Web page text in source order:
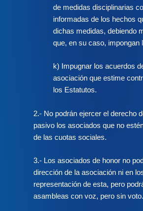
de medidas disciplinarias
informadas de los hechos
dichas medidas, debiendo
que, en su caso, impongan
k) Impugnar los acuerdos
asociación que estime
los Estatutos.
2.- No podrán ejercer el derecho
pasivo los asociados que no
de las cuotas sociales.
3.- Los asociados de honor no
dirección de la asociación ni en
representación de esta, pero
asambleas con voz, pero sin voto.